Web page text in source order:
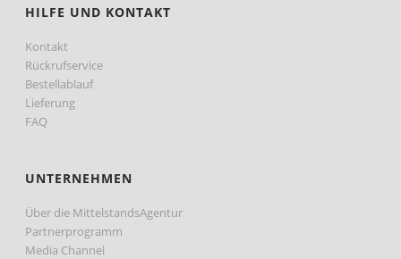
HILFE UND KONTAKT
Kontakt
Rückrufservice
Bestellablauf
Lieferung
FAQ
UNTERNEHMEN
Über die MittelstandsAgentur
Partnerprogramm
Media Channel